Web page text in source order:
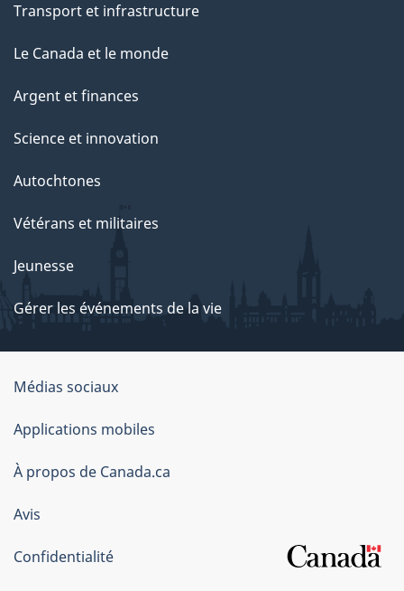
Transport et infrastructure
Le Canada et le monde
Argent et finances
Science et innovation
Autochtones
Vétérans et militaires
Jeunesse
Gérer les événements de la vie
Organisation
du
gouvernement
du
Canada
Médias sociaux
Applications mobiles
À propos de Canada.ca
Avis
Confidentialité